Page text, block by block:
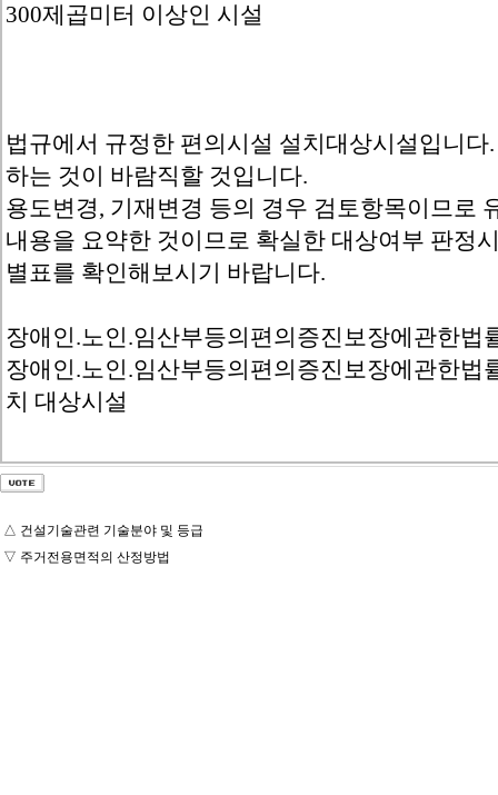
300제곱미터 이상인 시설
법규에서 규정한 편의시설 설치대상시설입니
하는 것이 바람직할 것입니다.
용도변경, 기재변경 등의 경우 검토항목이므로
내용을 요약한 것이므로 확실한 대상여부 판정
별표를 확인해보시기 바랍니다.
장애인.노인.임산부등의편의증진보장에관한법
장애인.노인.임산부등의편의증진보장에관한법
치 대상시설
△ 건설기술관련 기술분야 및 등급
▽ 주거전용면적의 산정방법